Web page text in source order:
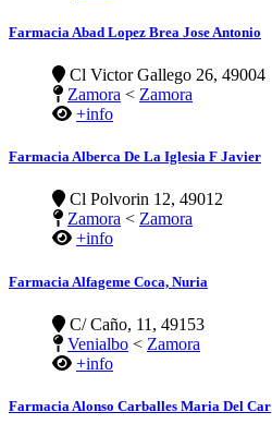
Farmacia Abad Lopez Brea Jose Antonio
Cl Victor Gallego 26, 49004
Zamora < Zamora
+info
Farmacia Alberca De La Iglesia F Javier
Cl Polvorin 12, 49012
Zamora < Zamora
+info
Farmacia Alfageme Coca, Nuria
C/ Caño, 11, 49153
Venialbo < Zamora
+info
Farmacia Alonso Carballes Maria Del Car